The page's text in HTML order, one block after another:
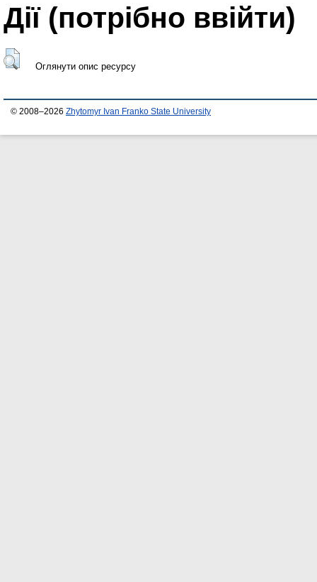
Дії ​​(потрібно ввійти)
Оглянути опис ресурсу
© 2008–2026 Zhytomyr Ivan Franko State University